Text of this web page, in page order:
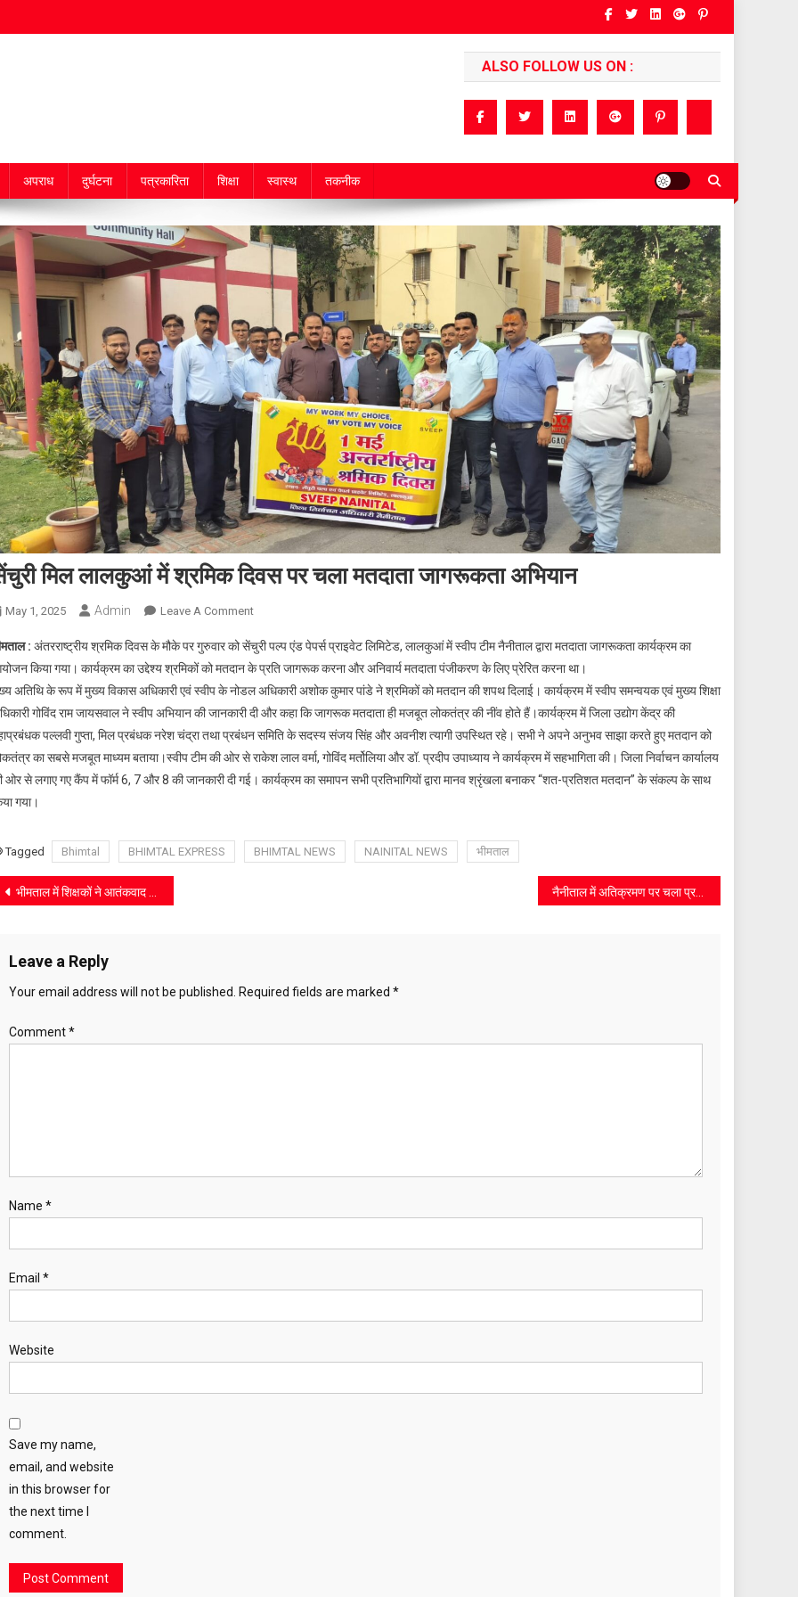
ALSO FOLLOW US ON :
अपराध दुर्घटना पत्रकारिता शिक्षा स्वास्थ तकनीक
मिल लालकुआं में श्रमिक दिवस पर चला मतदाता जागरूकता अभियान
May 1, 2025 Admin Leave A CommentOn
मिल
लालकुआं
में
श्रमिक
दिवस
पर
चला
: अंतरराष्ट्रीय श्रमिक दिवस के मौके पर गुरुवार को सेंचुरी पल्प एंड पेपर्स प्राइवेट लिमिटेड, लालकुआं में स्वीप टीम नैनीताल द्वारा मतदाता जागरूकता कार्यक्रम का
किया गया। कार्यक्रम का उद्देश्य श्रमिकों को मतदान के प्रति जागरूक करना और अनिवार्य मतदाता पंजीकरण के लिए प्रेरित करना था।
अतिथि के रूप में मुख्य विकास अधिकारी एवं स्वीप के नोडल अधिकारी अशोक कुमार पांडे ने श्रमिकों को मतदान की शपथ दिलाई। कार्यक्रम में स्वीप समन्वयक एवं मुख्य शिक्षा
गोविंद राम जायसवाल ने स्वीप अभियान की जानकारी दी और कहा कि जागरूक मतदाता ही मजबूत लोकतंत्र की नींव होते हैं।कार्यक्रम में जिला उद्योग केंद्र की
पल्लवी गुप्ता, मिल प्रबंधक नरेश चंद्रा तथा प्रबंधन समिति के सदस्य संजय सिंह और अवनीश त्यागी उपस्थित रहे। सभी ने अपने अनुभव साझा करते हुए मतदान को
का सबसे मजबूत माध्यम बताया।स्वीप टीम की ओर से राकेश लाल वर्मा, गोविंद मर्तोलिया और डॉ. प्रदीप उपाध्याय ने कार्यक्रम में सहभागिता की। जिला निर्वाचन कार्यालय
ओर से लगाए गए कैंप में फॉर्म 6, 7 और 8 की जानकारी दी गई। कार्यक्रम का समापन सभी प्रतिभागियों द्वारा मानव श्रृंखला बनाकर “शत-प्रतिशत मतदान” के संकल्प के साथ
गया।
Tagged Bhimtal BHIMTAL EXPRESS BHIMTAL NEWS NAINITAL NEWS भीमताल
भीमताल में शिक्षकों ने आतंकवाद के खिलाफ निकाला कैंडल मार्च नैनीताल में अतिक्रमण पर चला प्रशासन का डंडा, 150 चालान किए गए
Leave a Reply
Your email address will not be published. Required fields are marked *
Comment*
Name *
Email *
Website
Save my name,
email, and website
in this browser for
the next time I
comment.